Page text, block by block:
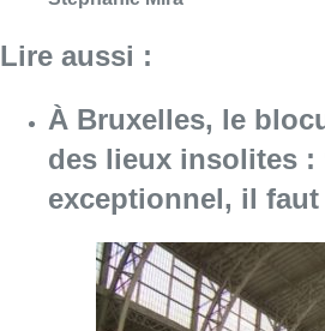
06 août 2026Consulter l'article